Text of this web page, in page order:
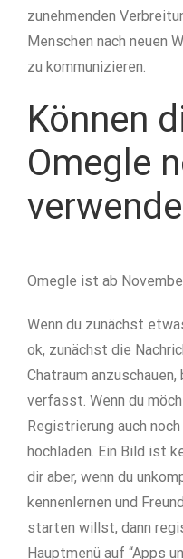
zunehmenden
Menschen nach neuen
zu kommunizieren.
Können
Omegle
Omegle ist ab
Wenn du zunächst
ok, zunächst die
Chatraum
verfasst. Wenn du
Registrierung auch
hochladen. Ein Bild ist
dir aber, wenn du
kennenlernen und
starten willst, dann
Hauptmenü auf “Apps